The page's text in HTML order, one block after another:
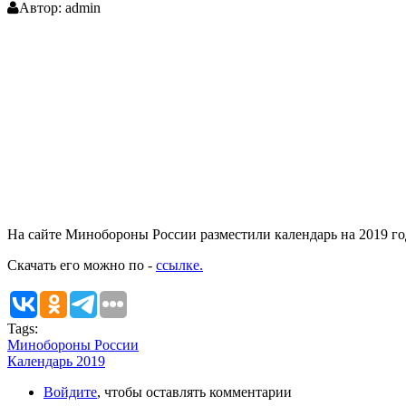
Автор: admin
На сайте Минобороны России разместили календарь на 2019
Скачать его можно по - ссылке.
Tags:
Минобороны России
Календарь 2019
Войдите, чтобы оставлять комментарии